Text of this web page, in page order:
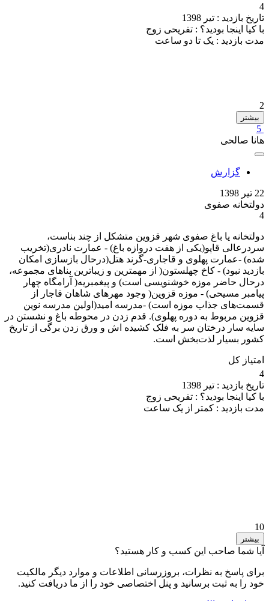
4
تاریخ بازدید : تیر 1398
با کیا اینجا بودید؟ : تفریحی زوج
مدت بازدید : یک تا دو ساعت
2
بیشتر
5
هانا صالحی
گزارش
22 تیر 1398
دولتخانه صفوی
4
دولتخانه یا باغ صفوی شهر قزوین متشکل از چند بناست،
سردرعالی قاپو(یکی از هفت دروازه باغ) - عمارت نادری(تخریب
شده) -عمارت پهلوی و قاجاری-گرند هتل(درحال بازسازی امکان
بازدید نبود) - کاخ چهلستون( از مهمترین و زیباترین بناهای مجموعه،
درحال حاضر موزه خوشنویسی است) و پیغمبریه( آرامگاه چهار
پیامبر مسیحی) - موزه قزوین( وجود مهرهای شاهان قاجار از
قسمت‌های جذاب موزه است) -مدرسه امید(اولین مدرسه نوین
قزوین مربوط به دوره پهلوی). قدم زدن در محوطه باغ و نشستن در
سایه سار درختان سر به فلک کشیده اش و ورق زدن برگی از تاریخ
کشور بسیار لذت‌بخش است.
امتیاز کل
4
تاریخ بازدید : تیر 1398
با کیا اینجا بودید؟ : تفریحی زوج
مدت بازدید : کمتر از یک ساعت
10
بیشتر
آیا شما صاحب این کسب و کار هستید؟
برای پاسخ به نظرات، بروزرسانی اطلاعات و موارد دیگر مالکیت
خود را به ثبت برسانید و پنل اختصاصی خود را از ما دریافت کنید.